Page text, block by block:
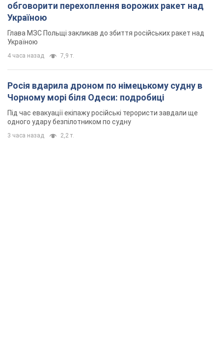
обговорити перехоплення ворожих ракет над
Україною
Глава МЗС Польщі закликав до збиття російських ракет над
Україною
4 часа назад 7,9 т.
Росія вдарила дроном по німецькому судну в
Чорному морі біля Одеси: подробиці
Під час евакуації екіпажу російські терористи завдали ще
одного удару безпілотником по судну
3 часа назад 2,2 т.